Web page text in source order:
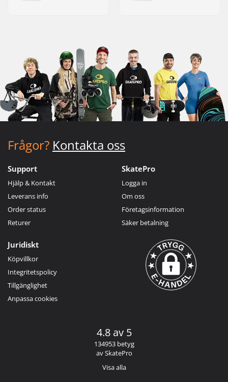
Frågor? Kontakta oss
Support
Hjälp & Kontakt
Leverans info
Order status
Returer
SkatePro
Logga in
Om oss
Företagsinformation
Säker betalning
Juridiskt
Köpvillkor
Integritetspolicy
Tillgänglighet
Anpassa cookies
4.8 av 5
134953 betyg
av SkatePro
Visa alla